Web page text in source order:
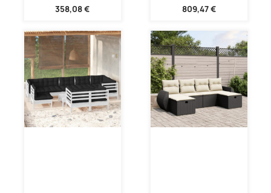
358,08 € 809,47 €